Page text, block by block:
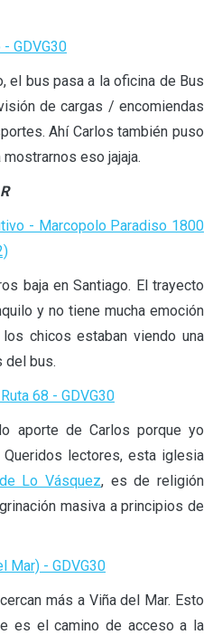
el bus pasa a la oficina de Bus
de cargas / encomiendas
Ahí Carlos también puso
eso jajaja.
baja en Santiago. El trayecto
y no tiene mucha emoción
chicos estaban viendo una
del bus.
aporte de Carlos porque yo
Queridos lectores, esta iglesia
Lo Vásquez, es de religión
masiva a principios de
más a Viña del Mar. Esto
es el camino de acceso a la